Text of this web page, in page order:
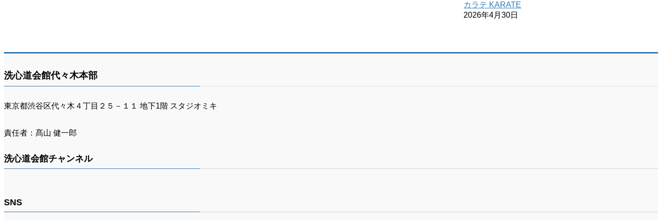
カラテ KARATE
2026年4月30日
洗心道会館代々木本部
東京都渋谷区代々木４丁目２５－１１ 地下1階 スタジオミキ
責任者：髙山 健一郎
洗心道会館チャンネル
SNS